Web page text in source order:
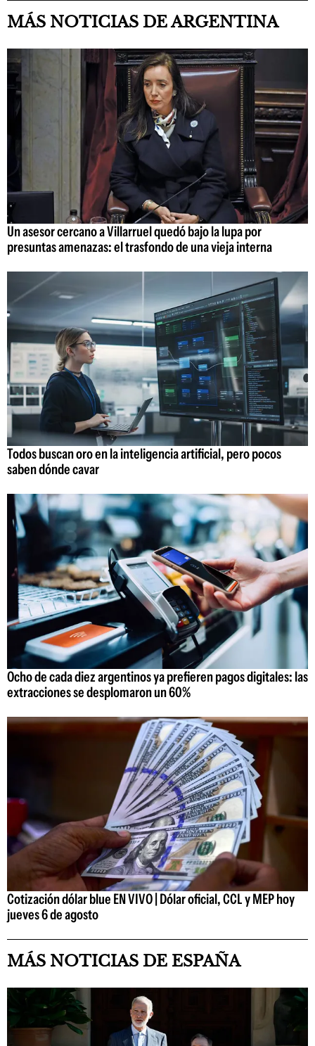
MÁS NOTICIAS DE ARGENTINA
Un asesor cercano a Villarruel quedó bajo la lupa por
presuntas amenazas: el trasfondo de una vieja interna
Todos buscan oro en la inteligencia artificial, pero pocos
saben dónde cavar
Ocho de cada diez argentinos ya prefieren pagos digitales: las
extracciones se desplomaron un 60%
Cotización dólar blue EN VIVO | Dólar oficial, CCL y MEP hoy
jueves 6 de agosto
MÁS NOTICIAS DE ESPAÑA